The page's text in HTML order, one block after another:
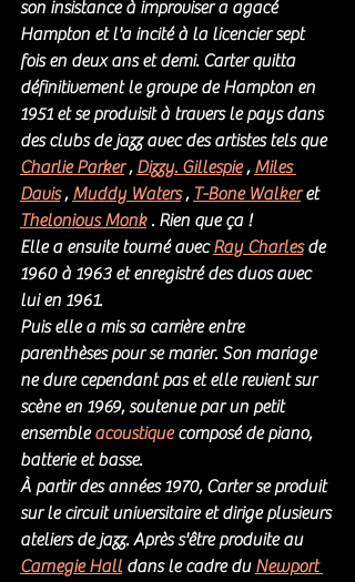
son insistance à improviser a agacé
Hampton et l'a incité à la licencier sept
fois en deux ans et demi. Carter quitta
définitivement le groupe de Hampton en
1951 et se produisit à travers le pays dans
des clubs de jazz avec des artistes tels que
Charlie Parker , Dizzy. Gillespie , Miles
Davis , Muddy Waters , T-Bone Walker et
Thelonious Monk . Rien que ça !
Elle a ensuite tourné avec Ray Charles de
1960 à 1963 et enregistré des duos avec
lui en 1961.
Puis elle a mis sa carrière entre
parenthèses pour se marier. Son mariage
ne dure cependant pas et elle revient sur
scène en 1969, soutenue par un petit
ensemble acoustique composé de piano,
batterie et basse.
À partir des années 1970, Carter se produit
sur le circuit universitaire et dirige plusieurs
ateliers de jazz. Après s'être produite au
Carnegie Hall dans le cadre du Newport